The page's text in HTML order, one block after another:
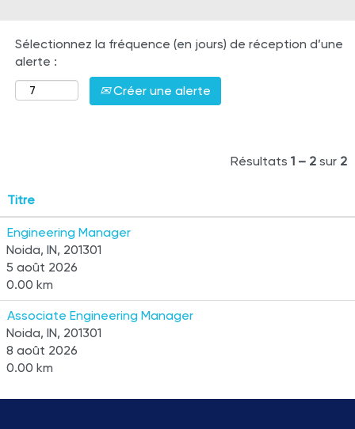
Sélectionnez la fréquence (en jours) de réception d’une
alerte :
Créer une alerte
Résultats 1 – 2 sur 2
Titre
Engineering Manager
Noida, IN, 201301
5 août 2026
0.00 km
Associate Engineering Manager
Noida, IN, 201301
8 août 2026
0.00 km